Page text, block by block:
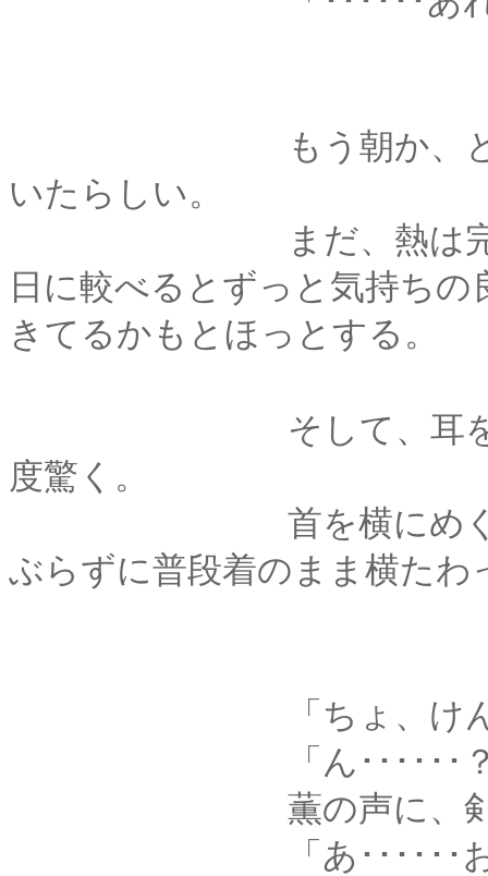
もう朝か、と薫は驚
いたらしい。
まだ、熱は完全に下
日に較べるとずっと気持ち
きてるかもとほっとする。
そして、耳をくすぐ
度驚く。
首を横にめぐらせる
ぶらずに普段着のまま横たわ
「ちょ、けんしん
「ん･･････？
薫の声に、剣心は身
「あ･･････おはよう